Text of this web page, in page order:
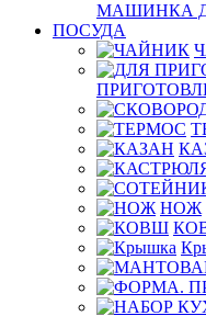
МАШИНКА
ПОСУДА
НОЖ